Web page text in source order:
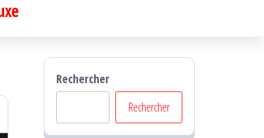
Rechercher
Rechercher